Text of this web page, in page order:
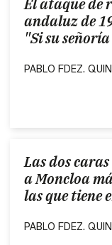
andaluz de
"Si su
PABLO FDEZ.
Las dos
a Moncloa
las que tiene
PABLO FDEZ.